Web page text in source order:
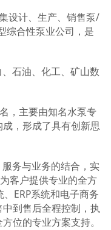
设计、生产、销售泵/
综合性泵业公司，是
石油、化工、矿山数
，主要由知名水泵专
，形成了具有创新思
务与业务的结合，实
客户提供专业的全方
ERP系统和电子商务
到售后全程控制，执
位的专业方案支持。